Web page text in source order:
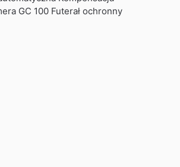
GC 100 Futerał ochronny